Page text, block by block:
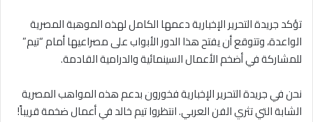
تؤكد جريدة التحرير الإخبارية دعمها الكامل لهذه الموهبة المصرية
الواعدة، وتتوقع أن يفتح هذا الدور الأبواب على مصراعيها أمام “تيم”
للمشاركة في أضخم الأعمال السينمائية والدرامية القادمة.
نحن في جريدة التحرير الإخبارية فخورون بدعم هذه المواهب المصرية
الشابة التي تثري الفن العربي. انتظروا تيم خالد في أعمال ضخمة قريباً!